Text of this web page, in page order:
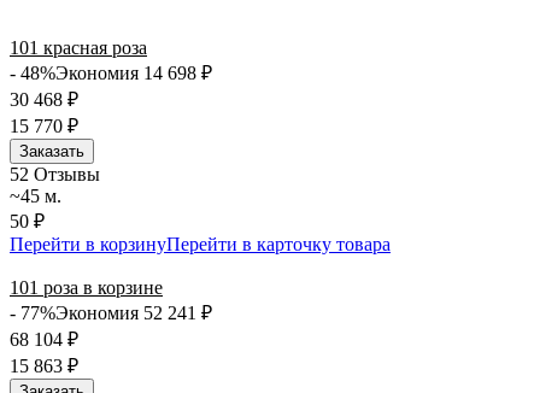
101 красная роза
- 48%Экономия 14 698 ₽
30 468 ₽
15 770 ₽
Заказать
52 Отзывы
~45 м.
50 ₽
Перейти в корзинуПерейти в карточку товара
101 роза в корзине
- 77%Экономия 52 241 ₽
68 104 ₽
15 863 ₽